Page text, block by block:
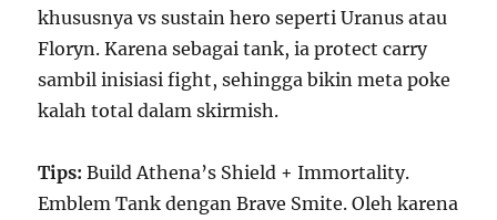
khususnya vs sustain hero seperti Uranus atau
Floryn. Karena sebagai tank, ia protect carry
sambil inisiasi fight, sehingga bikin meta poke
kalah total dalam skirmish.
Tips: Build Athena’s Shield + Immortality.
Emblem Tank dengan Brave Smite. Oleh karena